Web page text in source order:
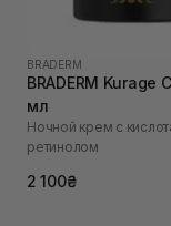
BRADERM
BRADERM Kurage
мл
Ночной крем с
ретинолом
2 100₴